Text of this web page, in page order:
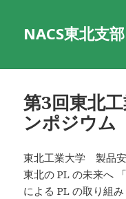
NACS東北支
第3回東北
ンポジウム
東北工業大学 製品
東北の PL の未来へ
による PL の取り組み